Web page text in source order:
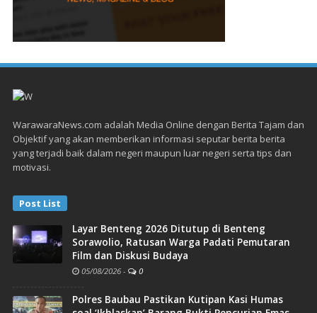
WarawaraNews.com adalah Media Online dengan Berita Tajam dan
Objektif yang akan memberikan informasi seputar berita berita
yang terjadi baik dalam negeri maupun luar negeri serta tips dan
motivasi.
Post List
Layar Benteng 2026 Ditutup di Benteng
Sorawolio, Ratusan Warga Padati Pemutaran
Film dan Diskusi Budaya
05/08/2026 - 0
Polres Baubau Pastikan Kutipan Kasi Humas